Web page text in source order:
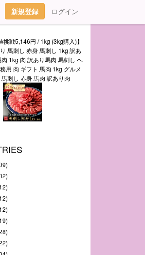
新規登録 ログイン
挑戦5,146円 / 1kg (3kg購入)】
馬刺し 赤身 馬刺し 1kg 訳あ
肉 1kg 肉 訳あり馬肉 馬刺し ヘ
用 肉 ギフト 馬肉 1kg グルメ
刺し 赤身 馬肉 訳あり肉